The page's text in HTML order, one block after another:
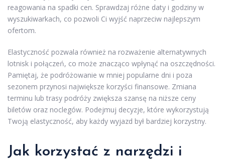
reagowania na spadki cen. Sprawdzaj różne daty i godziny w
wyszukiwarkach, co pozwoli Ci wyjść naprzeciw najlepszym
ofertom.
Elastyczność pozwala również na rozważenie alternatywnych
lotnisk i połączeń, co może znacząco wpłynąć na oszczędności.
Pamiętaj, że podróżowanie w mniej popularne dni i poza
sezonem przynosi największe korzyści finansowe. Zmiana
terminu lub trasy podróży zwiększa szansę na niższe ceny
biletów oraz noclegów. Podejmuj decyzje, które wykorzystują
Twoją elastyczność, aby każdy wyjazd był bardziej korzystny.
Jak korzystać z narzędzi i